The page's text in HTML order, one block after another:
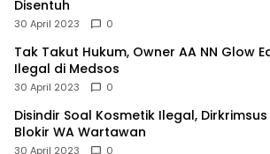
Disentuh
30 April 2023 0
Tak Takut Hukum, Owner AA NN Glow
Ilegal di Medsos
30 April 2023 0
Disindir Soal Kosmetik Ilegal,
Blokir WA Wartawan
30 April 2023 0